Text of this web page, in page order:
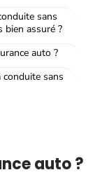
sans
bien assuré ?
auto ?
conduite sans
auto ?